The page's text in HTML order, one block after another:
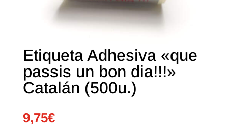
Etiqueta Adhesiva «que
passis un bon dia!!!»
Catalán (500u.)
9,75€